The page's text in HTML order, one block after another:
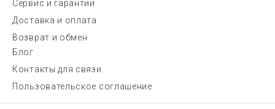
Сервис и гарантии
Доставка и оплата
Возврат и обмен
Блог
Контакты для связи
Пользовательское соглашение